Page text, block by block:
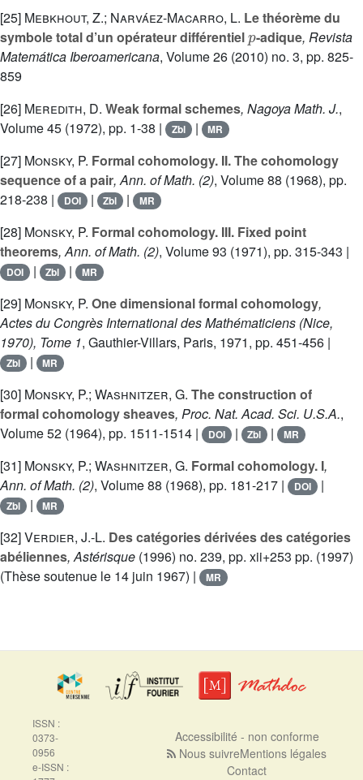
[25] Mebkhout, Z.; Narváez-Macarro, L. Le théorème du
symbole total d’un opérateur différentiel
p
-adique, Revista
Matemática Iberoamericana, Volume 26 (2010) no. 3, pp. 825-
859
[26] Meredith, D. Weak formal schemes, Nagoya Math. J.,
Volume 45 (1972), pp. 1-38 | Zbl | MR
[27] Monsky, P. Formal cohomology. II. The cohomology
sequence of a pair, Ann. of Math. (2), Volume 88 (1968), pp.
218-238 |
DOI | Zbl | MR
[28] Monsky, P. Formal cohomology. III. Fixed point
theorems, Ann. of Math. (2), Volume 93 (1971), pp. 315-343 |
DOI | Zbl | MR
[29] Monsky, P. One dimensional formal cohomology,
Actes du Congrès International des Mathématiciens (Nice,
1970), Tome 1, Gauthier-Villars, Paris, 1971, pp. 451-456 |
Zbl | MR
[30] Monsky, P.; Washnitzer, G. The construction of
formal cohomology sheaves, Proc. Nat. Acad. Sci. U.S.A.,
Volume 52 (1964), pp. 1511-1514 | DOI | Zbl | MR
[31] Monsky, P.; Washnitzer, G. Formal cohomology. I,
Ann. of Math. (2), Volume 88 (1968), pp. 181-217 | DOI |
Zbl | MR
[32]Verdier, J.-L. Des catégories dérivées des catégories
abéliennes, Astérisque (1996) no. 239, pp. xii+253 pp. (1997)
(Thèse soutenue le 14 juin 1967) |
MR
ISSN :
0373-
0956
e-ISSN :
Accessibilité - non conforme
Nous suivreMentions légales
Contact